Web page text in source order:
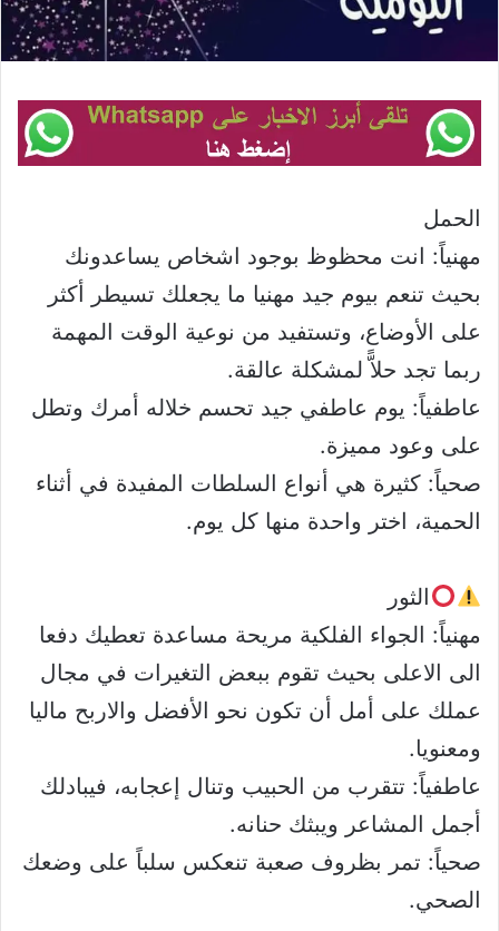
الحمل
مهنياً: انت محظوظ بوجود اشخاص يساعدونك
بحيث تنعم بيوم جيد مهنيا ما يجعلك تسيطر أكثر
على الأوضاع، وتستفيد من نوعية الوقت المهمة
ربما تجد حلاًّ لمشكلة عالقة.
عاطفياً: يوم عاطفي جيد تحسم خلاله أمرك وتطل
على وعود مميزة.
صحياً: كثيرة هي أنواع السلطات المفيدة في أثناء
الحمية، اختر واحدة منها كل يوم.
الثور
مهنياً: الجواء الفلكية مريحة مساعدة تعطيك دفعا
الى الاعلى بحيث تقوم ببعض التغيرات في مجال
عملك على أمل أن تكون نحو الأفضل والاربح ماليا
ومعنويا.
عاطفياً: تتقرب من الحبيب وتنال إعجابه، فيبادلك
أجمل المشاعر ويبثك حنانه.
صحياً: تمر بظروف صعبة تنعكس سلباً على وضعك
الصحي.